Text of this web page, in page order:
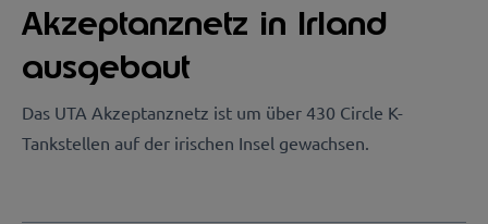
Akzeptanznetz in Irland
ausgebaut
Das UTA Akzeptanznetz ist um über 430 Circle K-
Tankstellen auf der irischen Insel gewachsen.